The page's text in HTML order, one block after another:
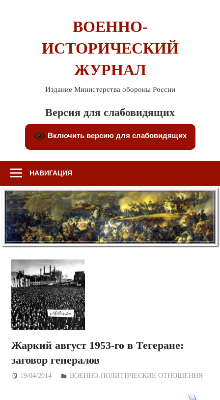
ВОЕННО-
ИСТОРИЧЕСКИЙ
ЖУРНАЛ
Издание Министерства обороны России
Версия для слабовидящих
Включить версию для слабовидящих
НАВИГАЦИЯ
Жаркий август 1953-го в Тегеране:
заговор генералов
19/04/2014 Дежурный по Редакции
ВОЕННО-ПОЛИТИЧЕСКИE ОТНОШЕНИЯ